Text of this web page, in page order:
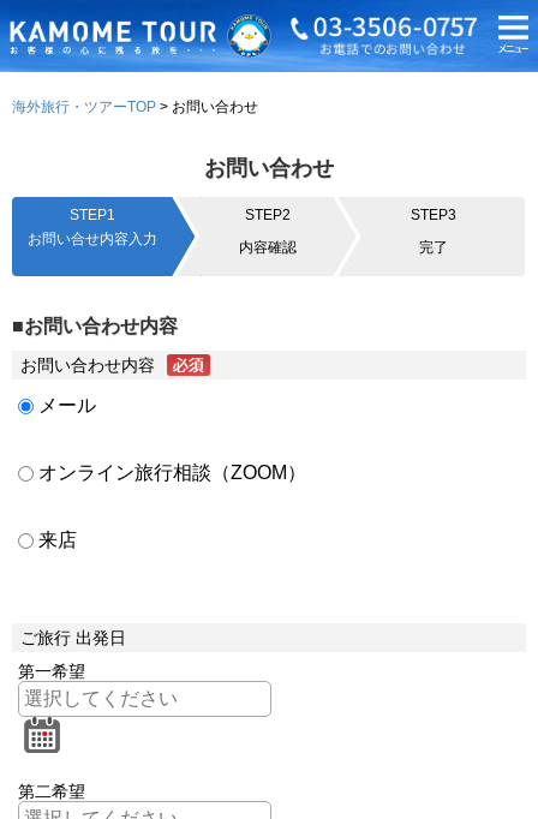
海外旅行・ツアーTOP お問い合わせ
お問い合わせ
STEP1
お問い合せ内容入力
STEP2
内容確認
STEP3
完了
■お問い合わせ内容
お問い合わせ内容
メール
オンライン旅行相談（ZOOM）
来店
ご旅行 出発日
第一希望
第二希望